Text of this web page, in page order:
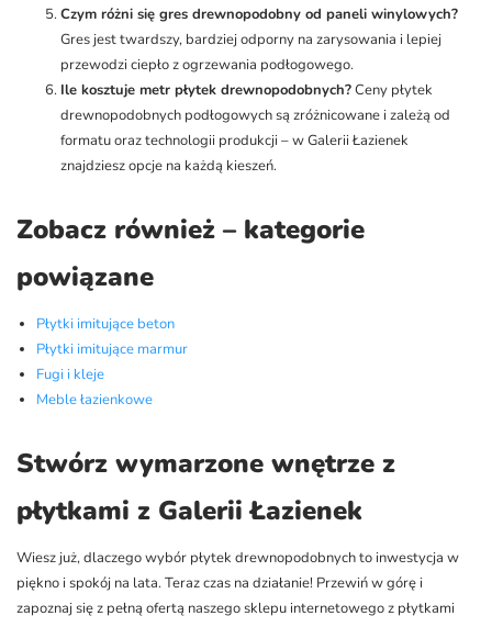
Czym różni się gres drewnopodobny od paneli winylowych?
Gres jest twardszy, bardziej odporny na zarysowania i lepiej
przewodzi ciepło z ogrzewania podłogowego.
Ile kosztuje metr płytek drewnopodobnych?Ceny płytek
drewnopodobnych podłogowych są zróżnicowane i zależą od
formatu oraz technologii produkcji – w Galerii Łazienek
znajdziesz opcje na każdą kieszeń.
Zobacz również – kategorie
powiązane
Płytki imitujące beton
Płytki imitujące marmur
Fugi i kleje
Meble łazienkowe
Stwórz wymarzone wnętrze z
płytkami z Galerii Łazienek
Wiesz już, dlaczego wybór płytek drewnopodobnych to inwestycja w
piękno i spokój na lata. Teraz czas na działanie! Przewiń w górę i
zapoznaj się z pełną ofertą naszego sklepu internetowego z płytkami